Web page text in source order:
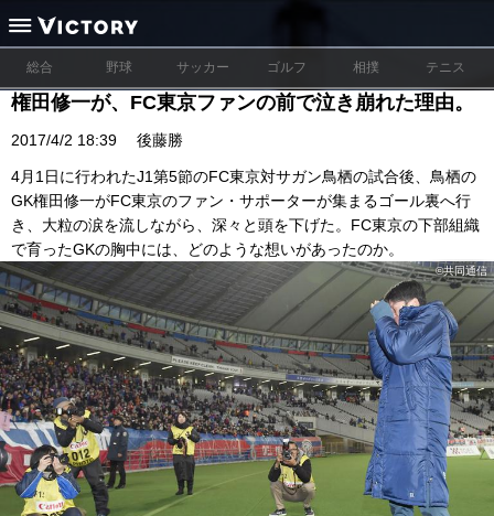
総合 野球 サッカー ゴルフ 相撲 テニス
権田修一が、FC東京ファンの前で泣き崩れた理由。
2017/4/2 18:39 後藤勝
4月1日に行われたJ1第5節のFC東京対サガン鳥栖の試合後、鳥栖の
GK権田修一がFC東京のファン・サポーターが集まるゴール裏へ行
き、大粒の涙を流しながら、深々と頭を下げた。FC東京の下部組織
で育ったGKの胸中には、どのような想いがあったのか。
©共同通信